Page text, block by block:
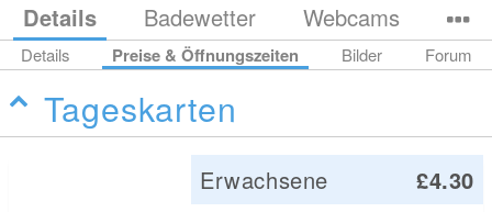
Details Badewetter Webcams
Details Preise & Öffnungszeiten Bilder Forum
Tageskarten
Erwachsene
£4.30